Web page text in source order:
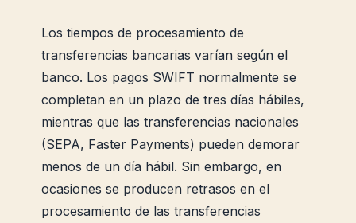
Los tiempos de procesamiento de
transferencias bancarias varían según el
banco. Los pagos SWIFT normalmente se
completan en un plazo de tres días hábiles,
mientras que las transferencias nacionales
(SEPA, Faster Payments) pueden demorar
menos de un día hábil. Sin embargo, en
ocasiones se producen retrasos en el
procesamiento de las transferencias